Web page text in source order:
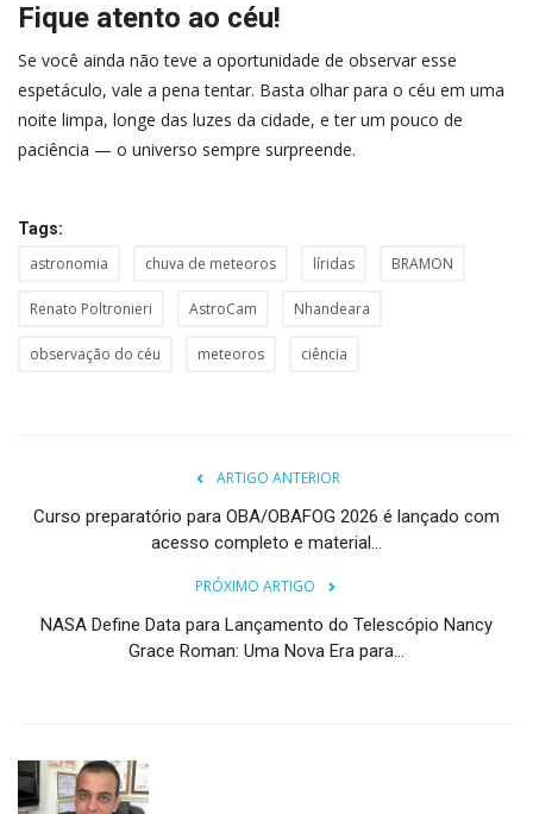
Fique atento ao céu!
Se você ainda não teve a oportunidade de observar esse
espetáculo, vale a pena tentar. Basta olhar para o céu em uma
noite limpa, longe das luzes da cidade, e ter um pouco de
paciência — o universo sempre surpreende.
Tags:
astronomia chuva de meteoros líridas BRAMON
Renato Poltronieri AstroCam Nhandeara
observação do céu meteoros ciência
ARTIGO ANTERIOR
Curso preparatório para OBA/OBAFOG 2026 é lançado com
acesso completo e material...
PRÓXIMO ARTIGO
NASA Define Data para Lançamento do Telescópio Nancy
Grace Roman: Uma Nova Era para...